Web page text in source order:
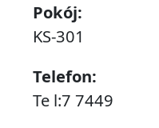
Pokój:
KS-301
Telefon:
Te l:7 7449